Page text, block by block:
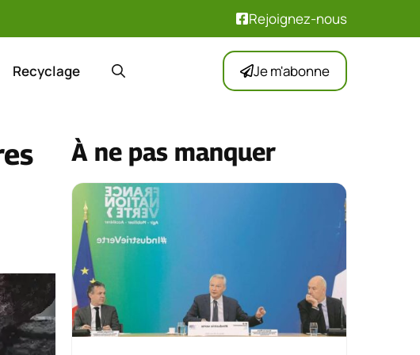
Rejoignez-nous
Recyclage Je m'abonne
À ne pas manquer